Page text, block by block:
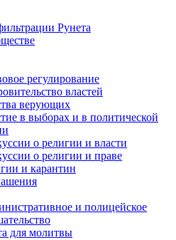
Рунета
регулирование
властей
верующих
в выборах и в политической
о религии и власти
о религии и праве
и карантин
и полицейское
для молитвы